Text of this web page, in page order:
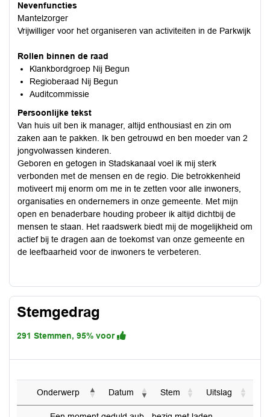
Nevenfuncties
Mantelzorger
Vrijwilliger voor het organiseren van activiteiten in de Parkwijk
Rollen binnen de raad
Klankbordgroep Nij Begun
Regioberaad Nij Begun
Auditcommissie
Persoonlijke tekst
Van huis uit ben ik manager, altijd enthousiast en zin om
zaken aan te pakken. Ik ben getrouwd en ben moeder van 2
jongvolwassen kinderen.
Geboren en getogen in Stadskanaal voel ik mij sterk
verbonden met de mensen en de regio. Die betrokkenheid
motiveert mij enorm om me in te zetten voor alle inwoners,
organisaties en ondernemers in onze gemeente. Met mijn
open en benaderbare houding probeer ik altijd dichtbij de
mensen te staan. Het raadswerk biedt mij de mogelijkheid om
actief bij te dragen aan de toekomst van onze gemeente en
de leefbaarheid voor de inwoners te verbeteren.
Stemgedrag
291 Stemmen, 95% voor
Onderwerp Datum Stem Uitslag